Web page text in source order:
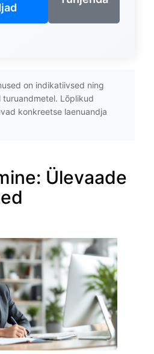
on indikatiivsed ning
Lõplikud
konkreetse laenuandja
Ülevaade